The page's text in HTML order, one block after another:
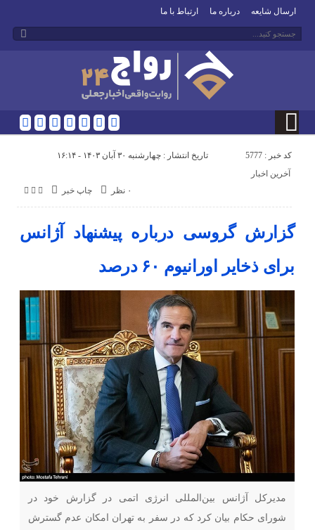
ارسال شایعه درباره ما ارتباط با ما
کد خبر : 5777 تاریخ انتشار : چهارشنبه ۳۰ آبان ۱۴۰۳ - ۱۶:۱۴
چاپ خبر ۰ نظر
آخرین اخبار
گزارش گروسی درباره پیشنهاد آژانس
برای ذخایر اورانیوم ۶۰ درصد
مدیرکل آژانس بین‌المللی انرژی اتمی در گزارش خود در
شورای حکام بیان کرد که در سفر به تهران امکان عدم گسترش